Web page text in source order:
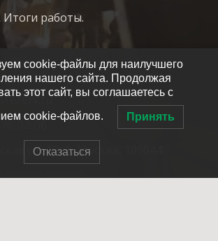
работы.
02-06
ул., 10к1, Москва, 109044
cookie-файлы для наилучшего
нашего сайта. Продолжая
этот сайт, вы соглашаетесь с
cookie-файлов. Принять
Отказаться